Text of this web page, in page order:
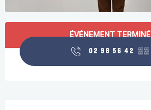
Ouverture et coordonnéesÉVÉNEMENT TERMINÉ
02 98 56 42 ▒▒